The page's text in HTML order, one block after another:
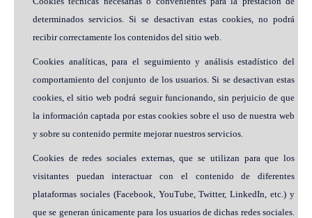
determinados servicios. Si se desactivan estas cookies, no podrá
recibir correctamente los contenidos del sitio web.
Cookies analíticas, para el seguimiento y análisis estadístico del
comportamiento del conjunto de los usuarios. Si se desactivan estas
cookies, el sitio web podrá seguir funcionando, sin perjuicio de que
la información captada por estas cookies sobre el uso de nuestra web
y sobre su contenido permite mejorar nuestros servicios.
Cookies de redes sociales externas, que se utilizan para que los
visitantes puedan interactuar con el contenido de diferentes
plataformas sociales (Facebook, YouTube, Twitter, LinkedIn, etc.) y
que se generan únicamente para los usuarios de dichas redes sociales.